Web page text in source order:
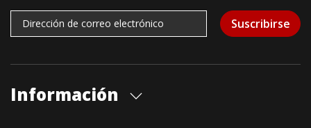
Suscribirse
Información